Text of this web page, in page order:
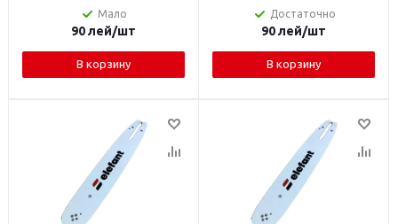
Мало
90лей/шт
В корзину
Достаточно
90лей/шт
В корзину